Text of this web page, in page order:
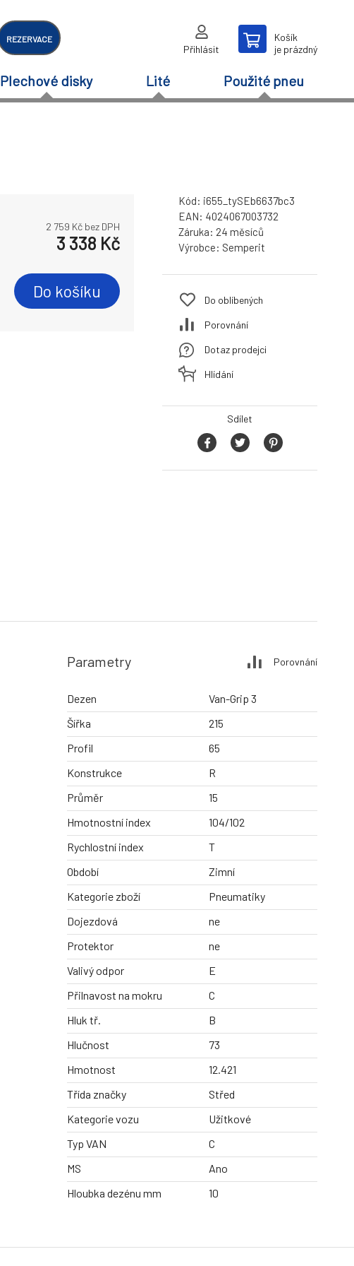
REZERVACE
Přihlásit
Košík
je prázdný
Plechové disky Lité Použité pneu
2 759 Kč bez DPH
3 338 Kč
Do košíku
Kód: i655_tySEb6637bc3
EAN: 4024067003732
Záruka: 24 měsíců
Výrobce: Semperit
Do oblíbených
Porovnání
Dotaz prodejci
Hlídání
Sdílet
Parametry Porovnání
Dezen
Van-Grip 3
Šířka
215
Profil
65
Konstrukce
R
Průměr
15
Hmotnostní index
104/102
Rychlostní index
T
Období
Zimní
Kategorie zboží
Pneumatiky
Dojezdová
ne
Protektor
ne
Valivý odpor
E
Přilnavost na mokru
C
Hluk tř.
B
Hlučnost
73
Hmotnost
12.421
Třída značky
Střed
Kategorie vozu
Užitkové
Typ VAN
C
MS
Ano
Hloubka dezénu mm
10